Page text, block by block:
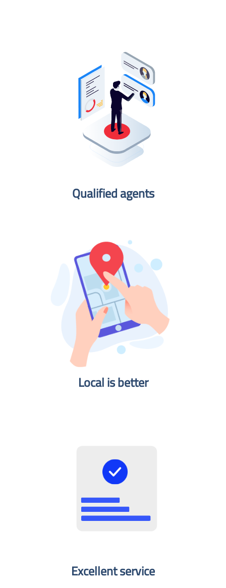
Qualified agents​
Local is better​
Excellent service